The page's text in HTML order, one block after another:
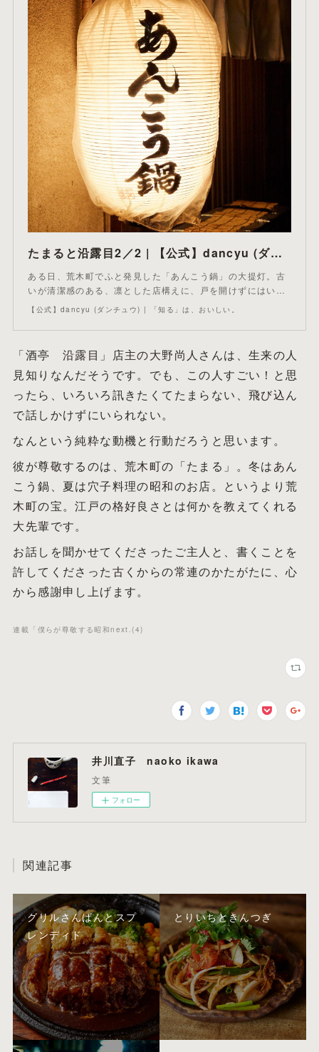
たまると沿露目2／2 | 【公式】dancyu (ダンチュウ)
ある日、荒木町でふと発見した「あんこう鍋」の大提灯。古
いが清潔感のある、凛とした店構えに、戸を開けずにはい…
【公式】dancyu (ダンチュウ) | 「知る」は、おいしい。
「酒亭 沿露目」店主の大野尚人さんは、生来の人
見知りなんだそうです。でも、この人すごい！と思
ったら、いろいろ訊きたくてたまらない、飛び込ん
で話しかけずにいられない。
なんという純粋な動機と行動だろうと思います。
彼が尊敬するのは、荒木町の「たまる」。冬はあん
こう鍋、夏は穴子料理の昭和のお店。というより荒
木町の宝。江戸の格好良さとは何かを教えてくれる
大先輩です。
お話しを聞かせてくださったご主人と、書くことを
許してくださった古くからの常連のかたがたに、心
から感謝申し上げます。
連載「僕らが尊敬する昭和next. (4)
井川直子 naoko ikawa
文筆
フォロー
関連記事
グリルさんばんとスプ
レンディド
とりいちときんつぎ